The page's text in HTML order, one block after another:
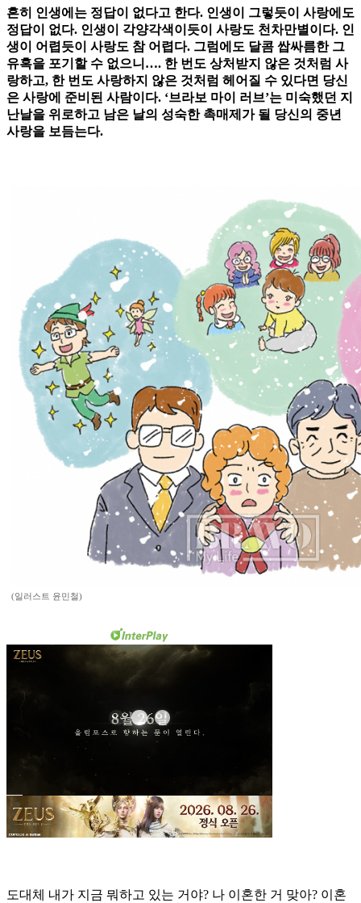
흔히 인생에는 정답이 없다고 한다. 인생이 그렇듯이 사랑에도
정답이 없다. 인생이 각양각색이듯이 사랑도 천차만별이다. 인
생이 어렵듯이 사랑도 참 어렵다. 그럼에도 달콤 쌉싸름한 그
유혹을 포기할 수 없으니…. 한 번도 상처받지 않은 것처럼 사
랑하고, 한 번도 사랑하지 않은 것처럼 헤어질 수 있다면 당신
은 사랑에 준비된 사람이다. ‘브라보 마이 러브’는 미숙했던 지
난날을 위로하고 남은 날의 성숙한 촉매제가 될 당신의 중년
사랑을 보듬는다.
(일러스트 윤민철)
도대체 내가 지금 뭐하고 있는 거야? 나 이혼한 거 맞아? 이혼